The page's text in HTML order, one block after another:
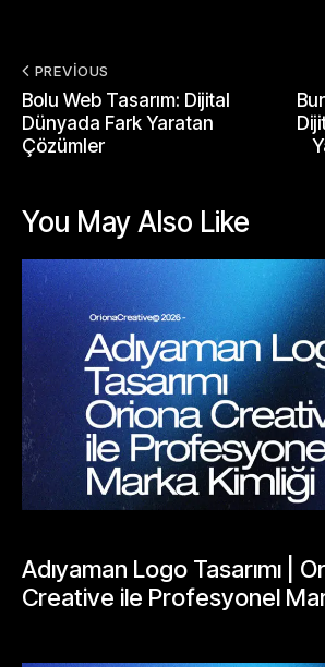
PREVIOUS
Bolu Web Tasarım: Dijital
Dünyada Fark Yaratan
Çözümler
You May Also Like
Adıyaman Logo Tasarımı |
Creative ile Profesyonel